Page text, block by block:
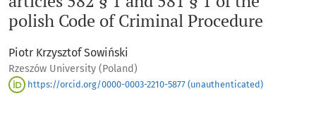
polish Code of Criminal Procedure
Piotr Krzysztof Sowiński
Rzeszów University (Poland)
https://orcid.org/0000-0003-2210-5877 (unauthenticated)